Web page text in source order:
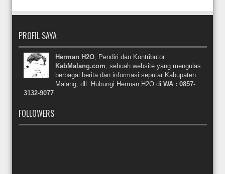
PROFIL SAYA
Herman H2O, Pendiri dan Kontributor
KabMalang.com, sebuah website yang mengulas
berbagai berita dan informasi seputar Kabupaten
Malang, dll. Hubungi Herman H2O di WA : 0857-
3132-9077
FOLLOWERS